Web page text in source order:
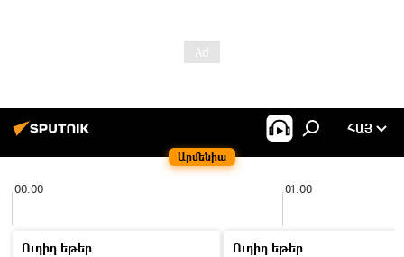
Արմենիա
ՀԱՅ
00:00 01:00
Ուղիղ եթեր
Ուղիղ եթեր